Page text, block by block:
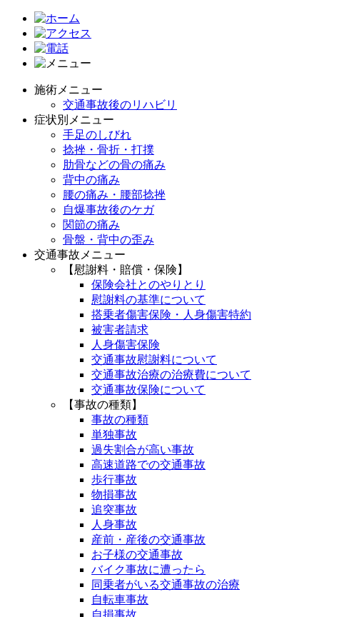
施術メニュー
交通事故後のリハビリ
症状別メニュー
手足のしびれ
捻挫・骨折・打撲
肋骨などの骨の痛み
背中の痛み
腰の痛み・腰部捻挫
自爆事故後のケガ
関節の痛み
骨盤・背中の歪み
交通事故メニュー
【慰謝料・賠償・保険】
保険会社とのやりとり
慰謝料の基準について
搭乗者傷害保険・人身傷害特約
被害者請求
人身傷害保険
交通事故慰謝料について
交通事故治療の治療費について
交通事故保険について
【事故の種類】
事故の種類
単独事故
過失割合が高い事故
高速道路での交通事故
歩行事故
物損事故
追突事故
人身事故
産前・産後の交通事故
お子様の交通事故
バイク事故に遭ったら
同乗者がいる交通事故の治療
自転車事故
自損事故